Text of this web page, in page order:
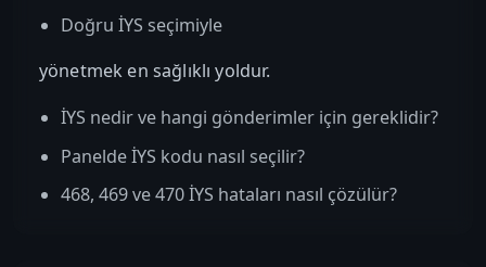
Doğru İYS seçimiyle
yönetmek en sağlıklı yoldur.
İYS nedir ve hangi gönderimler için gereklidir?
Panelde İYS kodu nasıl seçilir?
468, 469 ve 470 İYS hataları nasıl çözülür?